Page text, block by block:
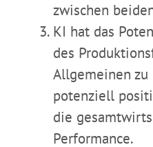
zwischen
KI hat das
des
Allgemeinen
potenziell
die
Performance.